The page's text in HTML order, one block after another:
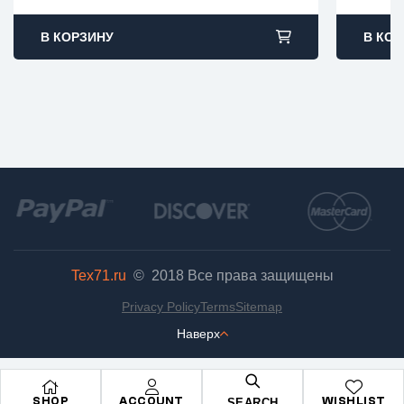
В КОРЗИНУ В
SHOP ACCOUNT WISHLIST
Tex71.ru © 2018 Все права защищены
Наверх
Privacy PolicyTermsSitemap